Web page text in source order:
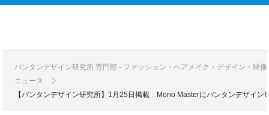
バンタンデザイン研究所 専門部 - ファッション・ヘアメイク・デザイン・映
ニュース
【バンタンデザイン研究所】1月25日掲載 Mono Masterにバンタンデザイン